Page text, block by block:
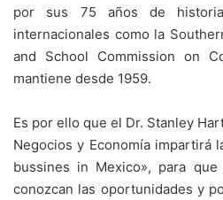
por sus 75 años de
internacionales como la
and School Commission on
mantiene desde 1959.
Es por ello que el Dr. Stanley
Negocios y Economía impartirá
bussines in Mexico», para
conozcan las oportunidades y